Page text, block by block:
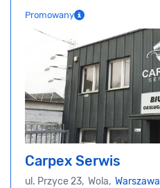
Promowany
Carpex Serwis
ul. Przyce 23, Wola, Warszawa